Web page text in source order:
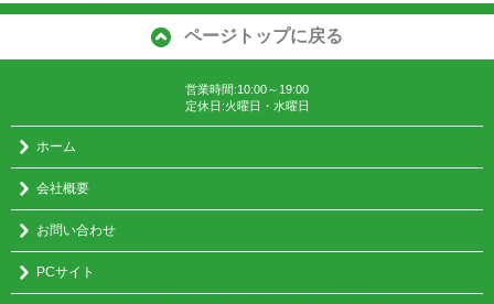
ページトップに戻る
営業時間:10:00～19:00
定休日:火曜日・水曜日
ホーム
会社概要
お問い合わせ
PCサイト